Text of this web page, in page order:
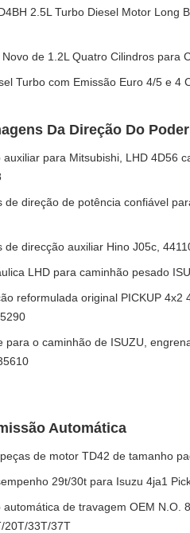
2.5L Turbo Diesel Motor Long
de 1.2L Quatro Cilindros para
Turbo com Emissão Euro 4/5 e 4
Da Direção Do Poder
para Mitsubishi, LHD 4D56
de direção de potência confiável
de direcção auxiliar Hino J05c,
LHD para caminhão pesado
reformulada original PICKUP 4x2
para o caminhão de ISUZU,
Automática
de motor TD42 de tamanho
29t/30t para Isuzu 4ja1
de travagem OEM N.O.
20T/33T/37T